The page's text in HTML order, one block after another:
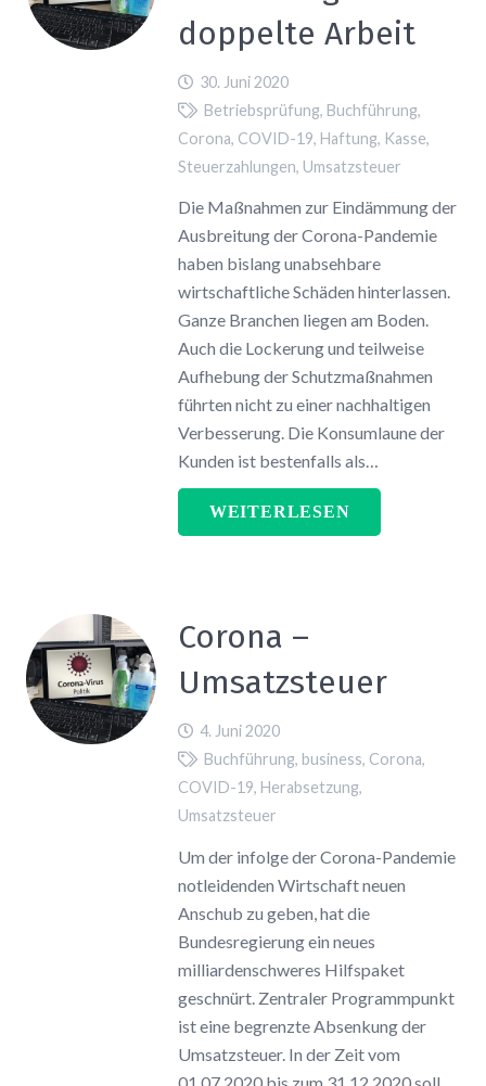
doppelte Arbeit
30. Juni 2020
Betriebsprüfung, Buchführung,
Corona, COVID-19, Haftung, Kasse,
Steuerzahlungen, Umsatzsteuer
Die Maßnahmen zur Eindämmung der
Ausbreitung der Corona-Pandemie
haben bislang unabsehbare
wirtschaftliche Schäden hinterlassen.
Ganze Branchen liegen am Boden.
Auch die Lockerung und teilweise
Aufhebung der Schutzmaßnahmen
führten nicht zu einer nachhaltigen
Verbesserung. Die Konsumlaune der
Kunden ist bestenfalls als…
WEITERLESEN
Corona –
Umsatzsteuer
4. Juni 2020
Buchführung, business, Corona,
COVID-19, Herabsetzung,
Umsatzsteuer
Um der infolge der Corona-Pandemie
notleidenden Wirtschaft neuen
Anschub zu geben, hat die
Bundesregierung ein neues
milliardenschweres Hilfspaket
geschnürt. Zentraler Programmpunkt
ist eine begrenzte Absenkung der
Umsatzsteuer. In der Zeit vom
01.07.2020 bis zum 31.12.2020 soll